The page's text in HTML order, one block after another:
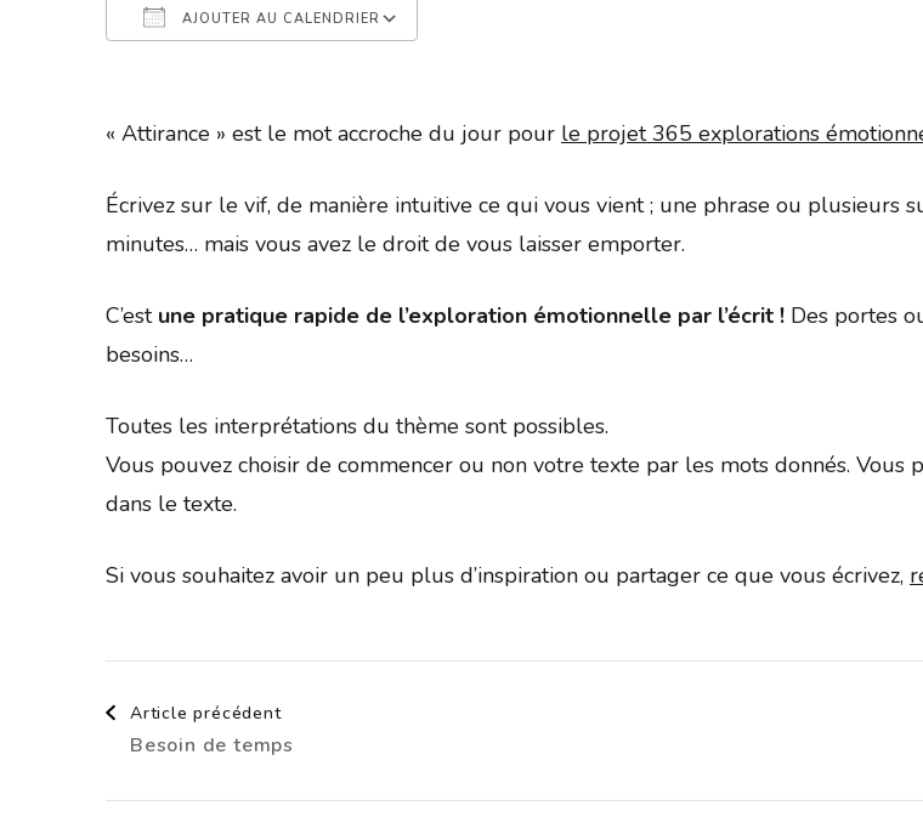
AJOUTER AU CALENDRIER
« Attirance » est le mot accroche du jour pour le projet 365 explorations
Écrivez sur le vif, de manière intuitive ce qui vous vient ; une phrase ou plusieurs
minutes… mais vous avez le droit de vous laisser emporter.
C’est une pratique rapide de l’exploration émotionnelle par l’écrit ! Des portes
besoins…
Toutes les interprétations du thème sont possibles.
Vous pouvez choisir de commencer ou non votre texte par les mots donnés.
dans le texte.
Si vous souhaitez avoir un peu plus d’inspiration ou partager ce que vous écrivez,
Navigation
d'article
Article précédent
Besoin de temps